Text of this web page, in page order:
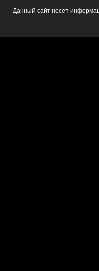
Данный сайт несет